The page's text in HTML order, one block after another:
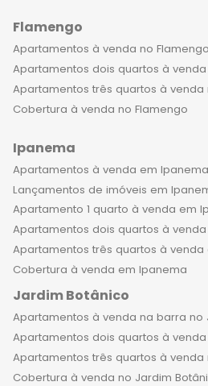
mais valorizados e procurados
de Janeiro. Os condomínios
coberturas de 1 quarto de
localizadas oferecem todos os
recursos para fornecer a
moradores. Eles são modernos
possuem tecnologia de ponta,
segurança 24 horas,
bicicletário, piscina, spa,
espaço kids, sauna e muito
isso para garantir que os
tenham conforto e bem-estar
todos os momentos. Imagine
todas as manhãs e olhar pela
para o mar do Leblon, sentir a
fresca e se preparar para um
cheio de possibilidades. O
Flamengo
Apartamentos à venda no Flamengo
Apartamentos dois quartos à
Apartamentos três quartos à venda
Cobertura à venda no Flamengo
Ipanema
Apartamentos à venda em Ipanema
Lançamentos de imóveis em
Apartamento 1 quarto à venda em
Apartamentos dois quartos à
Apartamentos três quartos à
Cobertura à venda em Ipanema
Jardim Botânico
Apartamentos à venda na barra no
Apartamentos dois quartos à
Apartamentos três quartos à venda
Cobertura à venda no Jardim